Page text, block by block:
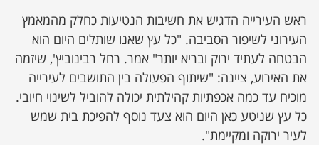
ראש העירייה הדגיש את חשיבות הנטיעות כחלק מהמאמץ
העירוני לשיפור הסביבה. "כל עץ שאנו שותלים היום הוא
הבטחה לעתיד ירוק ובריא יותר" אמר. רחל רבינוביץ', שיזמה
את האירוע, ציינה: "שיתוף הפעולה בין התושבים לעירייה
מוכיח עד כמה אכפתיות קהילתית יכולה להוביל לשינוי חיובי.
כל עץ שניטע כאן היום הוא צעד נוסף להפיכת בית שמש
לעיר ירוקה ומקיימת".